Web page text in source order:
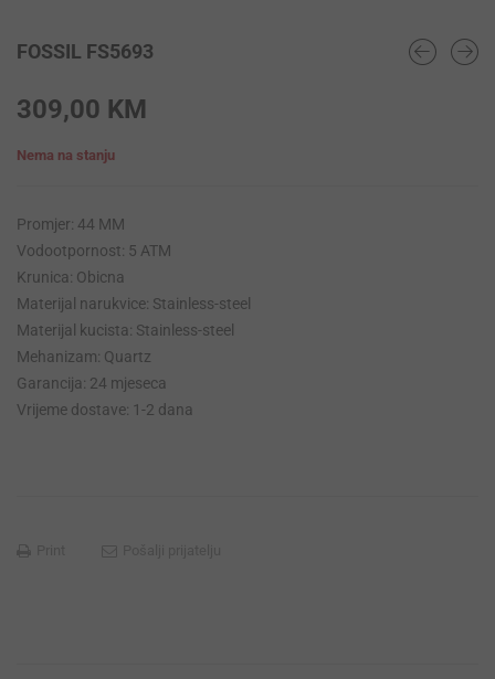
FOSSIL FS5693
309,00 KM
Nema na stanju
Promjer: 44 MM
Vodootpornost: 5 ATM
Krunica: Obicna
Materijal narukvice: Stainless-steel
Materijal kucista: Stainless-steel
Mehanizam: Quartz
Garancija: 24 mjeseca
Vrijeme dostave: 1-2 dana